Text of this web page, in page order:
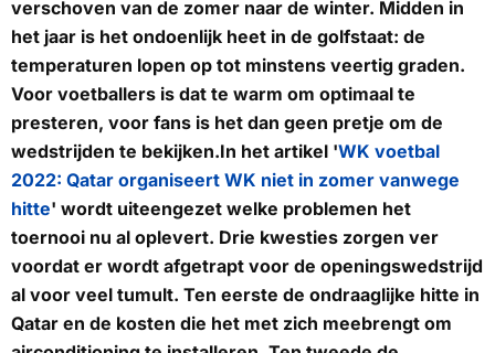
verschoven van de zomer naar de winter. Midden in
het jaar is het ondoenlijk heet in de golfstaat: de
temperaturen lopen op tot minstens veertig graden.
Voor voetballers is dat te warm om optimaal te
presteren, voor fans is het dan geen pretje om de
wedstrijden te bekijken.In het artikel 'WK voetbal
2022: Qatar organiseert WK niet in zomer vanwege
hitte' wordt uiteengezet welke problemen het
toernooi nu al oplevert. Drie kwesties zorgen ver
voordat er wordt afgetrapt voor de openingswedstrijd
al voor veel tumult. Ten eerste de ondraaglijke hitte in
Qatar en de kosten die het met zich meebrengt om